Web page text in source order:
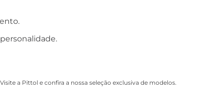
a Pittol e confira a nossa seleção exclusiva de modelos.